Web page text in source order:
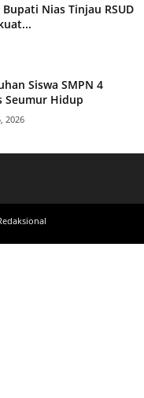
Nias Tinjau RSUD
Siswa SMPN 4
Seumur Hidup
2026